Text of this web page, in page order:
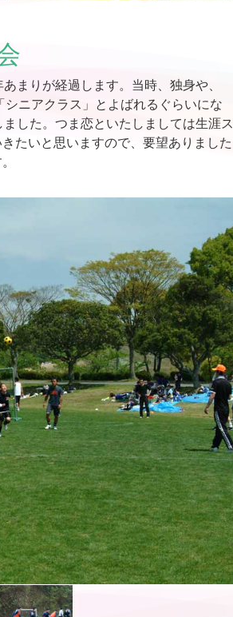
まりが経過します。当時、独身や、
ニアクラス」とよばれるぐらいにな
した。つま恋といたしましては生涯ス
たいと思いますので、要望ありました